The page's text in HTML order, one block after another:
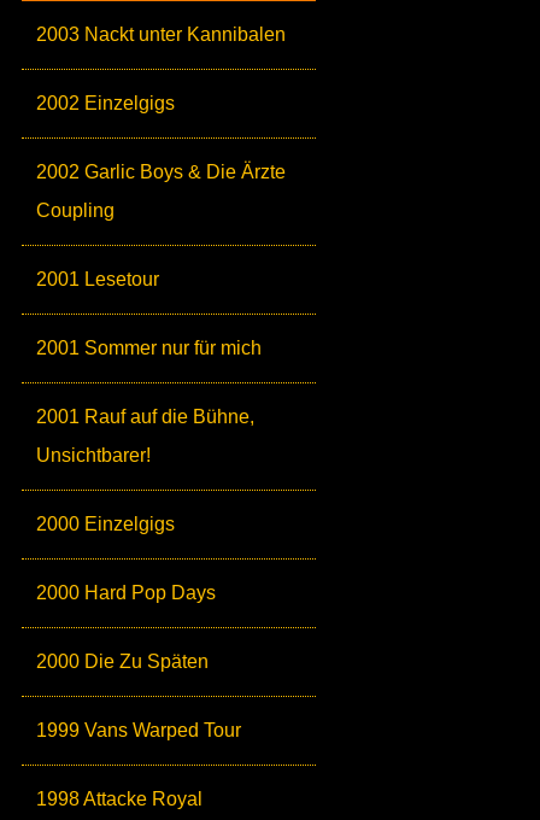
2003 Nackt unter Kannibalen
2002 Einzelgigs
2002 Garlic Boys & Die Ärzte
Coupling
2001 Lesetour
2001 Sommer nur für mich
2001 Rauf auf die Bühne,
Unsichtbarer!
2000 Einzelgigs
2000 Hard Pop Days
2000 Die Zu Späten
1999 Vans Warped Tour
1998 Attacke Royal